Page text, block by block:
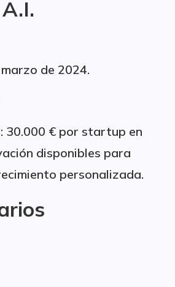
de 2024.
: 30.000 € por startup en
disponibles para
personalizada.